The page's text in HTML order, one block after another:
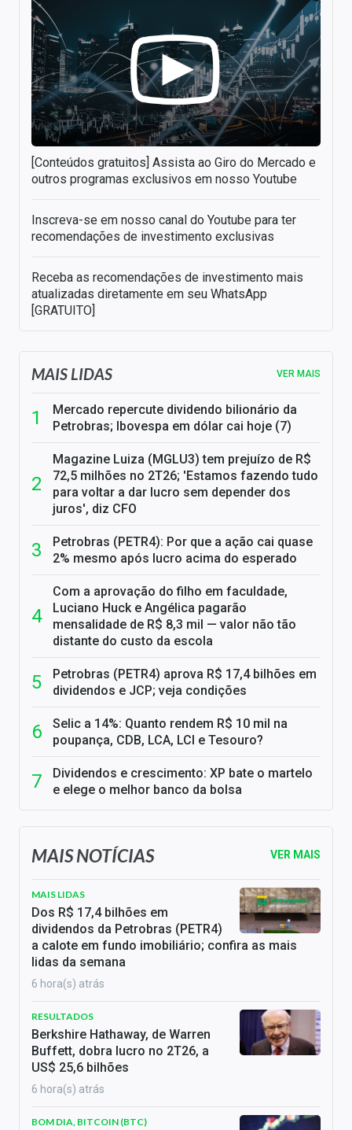
[Conteúdos gratuitos] Assista ao Giro do Mercado e
outros programas exclusivos em nosso Youtube
Inscreva-se em nosso canal do Youtube para ter
recomendações de investimento exclusivas
Receba as recomendações de investimento mais
atualizadas diretamente em seu WhatsApp
[GRATUITO]
MAIS LIDAS VER MAIS
Mercado repercute dividendo bilionário da
Petrobras; Ibovespa em dólar cai hoje (7)
Magazine Luiza (MGLU3) tem prejuízo de R$
72,5 milhões no 2T26; 'Estamos fazendo tudo
para voltar a dar lucro sem depender dos
juros', diz CFO
Petrobras (PETR4): Por que a ação cai quase
2% mesmo após lucro acima do esperado
Com a aprovação do filho em faculdade,
Luciano Huck e Angélica pagarão
mensalidade de R$ 8,3 mil — valor não tão
distante do custo da escola
Petrobras (PETR4) aprova R$ 17,4 bilhões em
dividendos e JCP; veja condições
Selic a 14%: Quanto rendem R$ 10 mil na
poupança, CDB, LCA, LCI e Tesouro?
Dividendos e crescimento: XP bate o martelo
e elege o melhor banco da bolsa
MAIS NOTÍCIAS VER MAIS
MAIS LIDAS
Dos R$ 17,4 bilhões em
dividendos da Petrobras (PETR4)
a calote em fundo imobiliário; confira as mais
lidas da semana
6 hora(s) atrás
RESULTADOS
Berkshire Hathaway, de Warren
Buffett, dobra lucro no 2T26, a
US$ 25,6 bilhões
6 hora(s) atrás
BOM DIA, BITCOIN (BTC)